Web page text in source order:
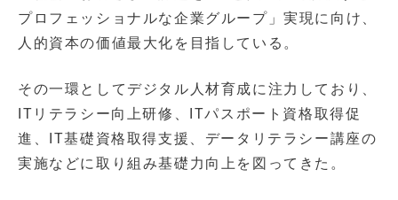
プロフェッショナルな企業グループ」実現に向け、
人的資本の価値最大化を目指している。
その一環としてデジタル人材育成に注力しており、
ITリテラシー向上研修、ITパスポート資格取得促
進、IT基礎資格取得支援、データリテラシー講座の
実施などに取り組み基礎力向上を図ってきた。